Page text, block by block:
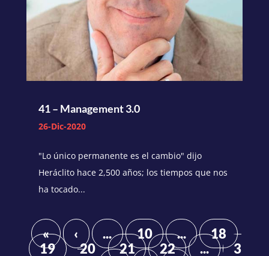
41 – Management 3.0
26-Dic-2020
"Lo único permanente es el cambio" dijo
Heráclito hace 2,500 años; los tiempos que nos
ha tocado...
« ‹ ... 10 ...
18
19
20 21 22 ...
3